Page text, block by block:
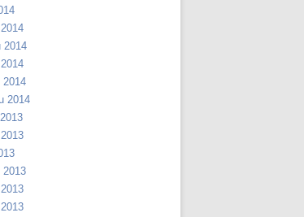
2014
2014
2014
2013